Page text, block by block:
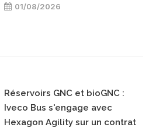
01/08/2026
Réservoirs GNC et bioGNC :
Iveco Bus s'engage avec
Hexagon Agility sur un contrat